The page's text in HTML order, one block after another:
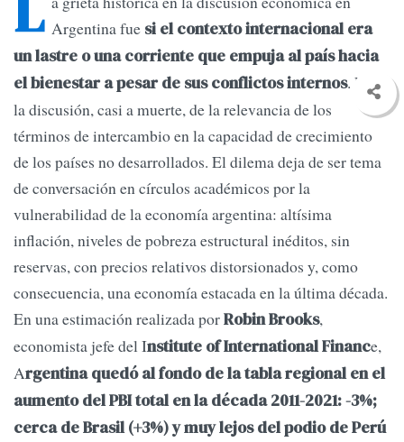
Argentina fue si el contexto internacional era
un lastre o una corriente que empuja al país hacia
el bienestar a pesar de sus conflictos internos. Era
la discusión, casi a muerte, de la relevancia de los
términos de intercambio en la capacidad de crecimiento
de los países no desarrollados. El dilema deja de ser tema
de conversación en círculos académicos por la
vulnerabilidad de la economía argentina: altísima
inflación, niveles de pobreza estructural inéditos, sin
reservas, con precios relativos distorsionados y, como
consecuencia, una economía estacada en la última década.
En una estimación realizada porRobin Brooks,
economista jefe del Institute of International Finance,
Argentina quedó al fondo de la tabla regional en el
aumento del PBI total en la década 2011-2021: -3%;
cerca de Brasil (+3%) y muy lejos del podio de Perú